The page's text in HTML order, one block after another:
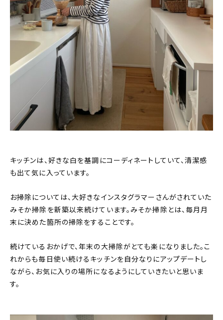
キッチンは、好きな白を基調にコーディネートしていて、清潔感
も出て気に入っています。
お掃除については、大好きなインスタグラマーさんがされていた
みそか掃除を新築以来続けています。みそか掃除とは、毎月月
末に決めた箇所の掃除をすることです。
続けているおかげで、年末の大掃除がとても楽になりました。こ
れからも毎日使い続けるキッチンを自分なりにアップデートし
ながら、お気に入りの場所になるようにしていきたいと思いま
す。